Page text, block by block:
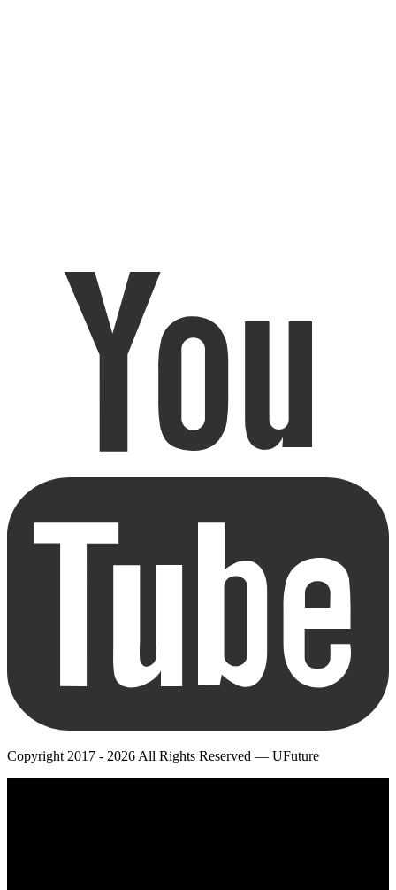
Copyright 2017 - 2026 All Rights Reserved — UFuture